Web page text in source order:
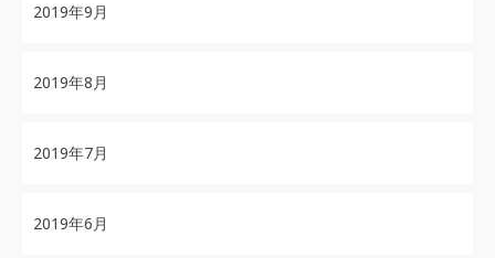
2019年9月
2019年8月
2019年7月
2019年6月